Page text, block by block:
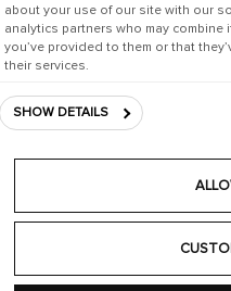
about your use of our site with our
analytics partners who may
you’ve provided to them or that
their services.
SHOW DETAILS